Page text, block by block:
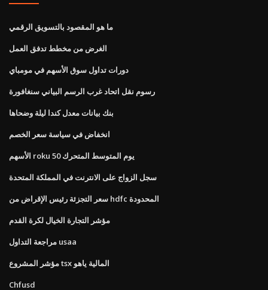
ما هو المقصود بالتسويق الرقمي
الغرض من مخطط تدفق العمل
دورات تداول سوق الأسهم في مومباي
رسوم نقل اتحاد غرب الرسم البياني سنغافورة
بنك بيانات معدل كندا ليلة وضحاها
انخفاض في سياسة سعر الخصم
الأسهم roku 50 يوم المتوسط ​​المتحرك
سجل الزواج على الانترنت في المملكة المتحدة
سعر التجزئة رئيس الإقراض من hdfc المحدودة
مؤشر التجارة الخيال لكرة القدم
مراجعة التداول usaa
مؤشر المشروع tsx المالية ياهو
Chfusd